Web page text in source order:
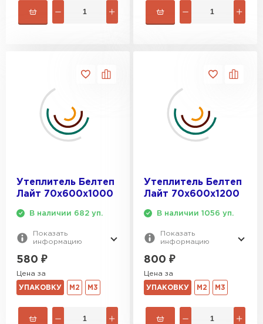
Утеплитель Белтеп
Лайт 70х600х1000
В наличии 682 уп.
Показать
информацию
580 ₽
Цена за
УПАКОВКУ М2 М3
Утеплитель Белтеп
Лайт 70х600х1200
В наличии 1056 уп.
Показать
информацию
800 ₽
Цена за
УПАКОВКУ М2 М3
Рулонная кровля Брит
Утеплитель Knauf
Утеплитель Isoroc
Утеплитель Isover
Утеплитель Paroc
ПЕРЕЙТИ
Утеплитель Penoplex